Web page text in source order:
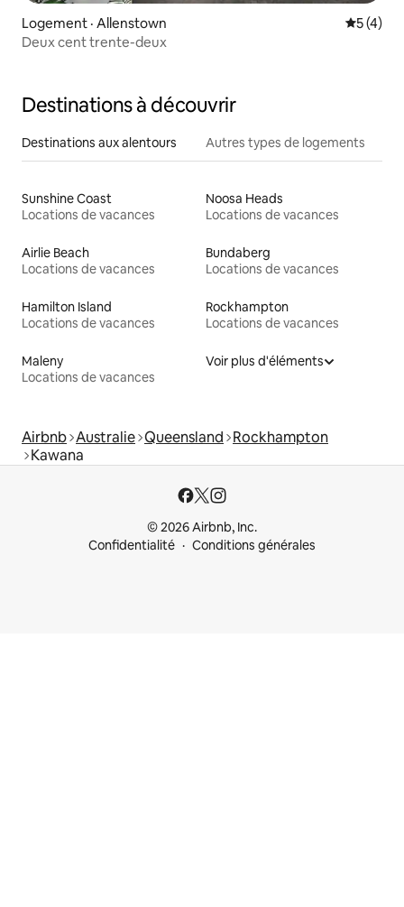
Logement · Allenstown Note
5 (4)
Deux cent trente-deux
Destinations à découvrir
Destinations aux alentours Autres types de logements
Sunshine Coast
Locations de vacances
Noosa Heads
Locations de vacances
Airlie Beach
Locations de vacances
Bundaberg
Locations de vacances
Hamilton Island
Locations de vacances
Rockhampton
Locations de vacances
Maleny
Locations de vacances
Voir plus d'éléments
Airbnb Australie Queensland Rockhampton
Kawana
© 2026 Airbnb, Inc.
Confidentialité
Conditions générales